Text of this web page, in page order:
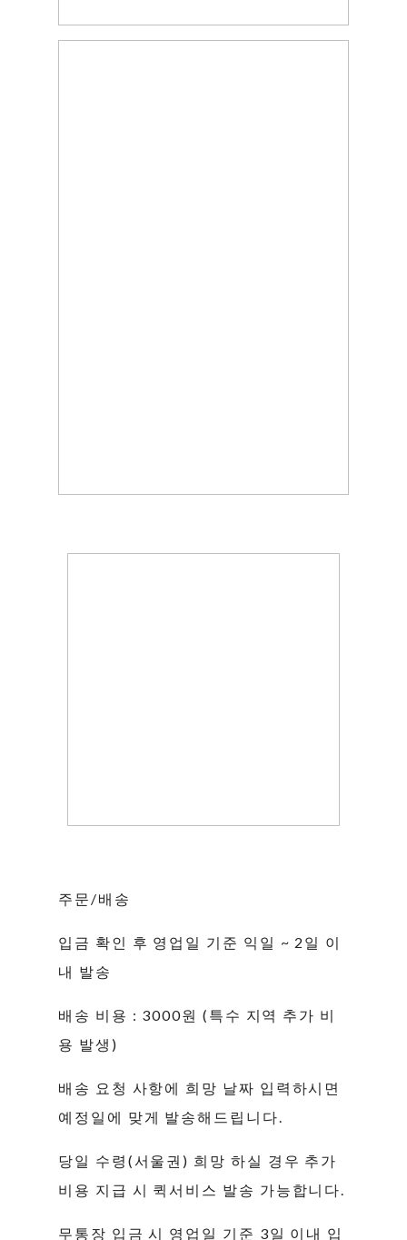
주문/배송
입금 확인 후 영업일 기준 익일 ~ 2일 이
내 발송
배송 비용 : 3000원 (특수 지역 추가 비
용 발생)
배송 요청 사항에 희망 날짜 입력하시면
예정일에 맞게 발송해드립니다.
당일 수령(서울권) 희망 하실 경우 추가
비용 지급 시 퀵서비스 발송 가능합니다.
무통장 입금 시 영업일 기준 3일 이내 입